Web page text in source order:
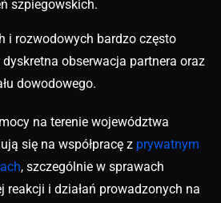
szpiegowskich.
i rozwodowych bardzo często
obserwacja partnera oraz
dowodowego.
na terenie województwa
się na współpracę z prywatnym
, szczególnie w sprawach
i działań prowadzonych na